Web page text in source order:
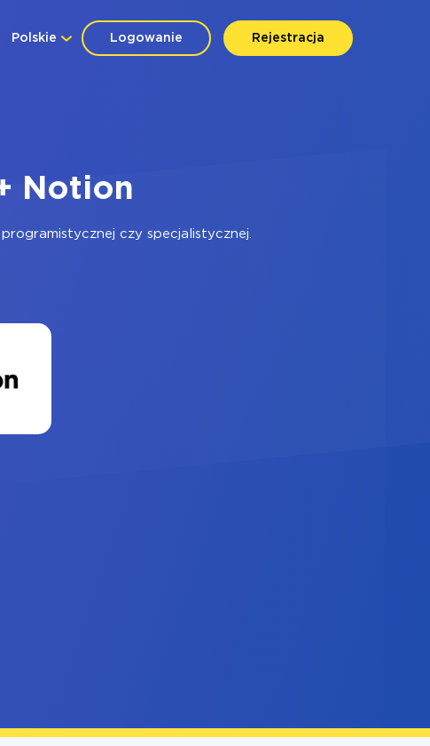
Logowanie Rejestracja
Polskie
Notion
czy specjalistycznej.